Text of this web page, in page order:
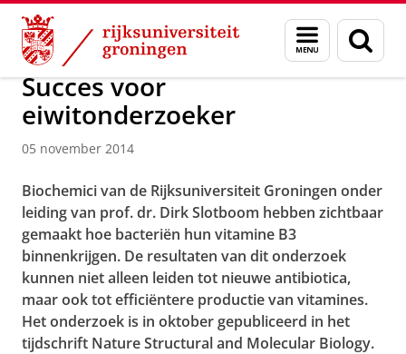
Skip
Content
Skip
Navigation
Menu
en
zoeken
Over ons
Succes voor
eiwitonderzoeker
05 november 2014
Biochemici van de Rijksuniversiteit Groningen onder
leiding van prof. dr. Dirk Slotboom hebben zichtbaar
gemaakt hoe bacteriën hun vitamine B3
binnenkrijgen. De resultaten van dit onderzoek
kunnen niet alleen leiden tot nieuwe antibiotica,
maar ook tot efficiëntere productie van vitamines.
Het onderzoek is in oktober gepubliceerd in het
tijdschrift Nature Structural and Molecular Biology.